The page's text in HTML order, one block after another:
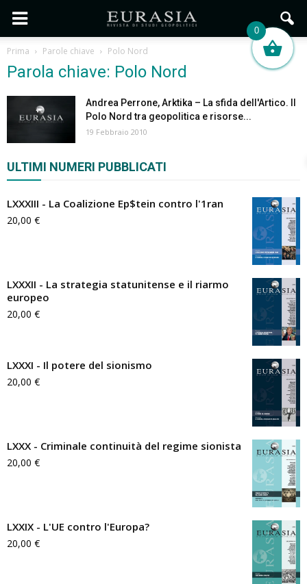
Prima Parole chiave Polo Nord
Parola chiave: Polo Nord
Andrea Perrone, Arktika – La sfida dell'Artico. Il
Polo Nord tra geopolitica e risorse...
19 Febbraio 2010
ULTIMI NUMERI PUBBLICATI
LXXXIII - La Coalizione Ep$tein contro l'1ran
20,00 €
LXXXII - La strategia statunitense e il riarmo
europeo
20,00 €
LXXXI - Il potere del sionismo
20,00 €
LXXX - Criminale continuità del regime sionista
20,00 €
LXXIX - L'UE contro l'Europa?
20,00 €
0